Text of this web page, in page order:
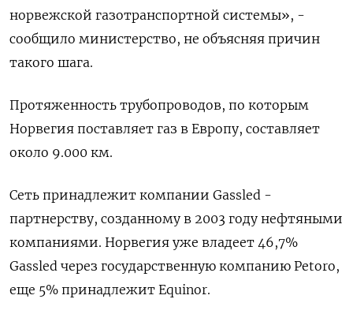
норвежской газотранспортной системы», -
сообщило министерство, не объясняя причин
такого шага.
Протяженность трубопроводов, по которым
Норвегия поставляет газ в Европу, составляет
около 9.000 км.
Сеть принадлежит компании Gassled -
партнерству, созданному в 2003 году нефтяными
компаниями. Норвегия уже владеет 46,7%
Gassled через государственную компанию Petoro,
еще 5% принадлежит Equinor.